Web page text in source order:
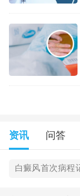
资讯 问答
白癜风首次病程